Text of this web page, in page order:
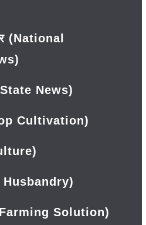
(National
(State News)
Cultivation)
Husbandry)
Solution)